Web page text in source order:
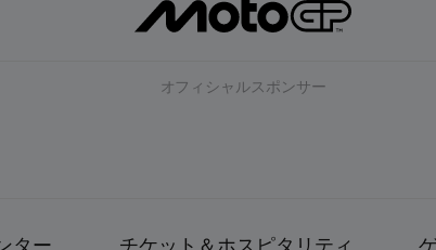
オフィシャルスポンサー